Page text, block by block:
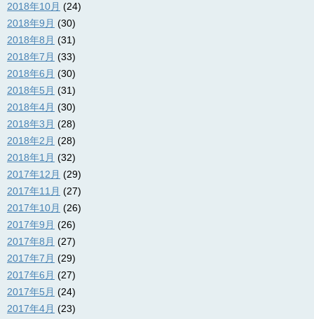
2018年10月 (24)
2018年9月 (30)
2018年8月 (31)
2018年7月 (33)
2018年6月 (30)
2018年5月 (31)
2018年4月 (30)
2018年3月 (28)
2018年2月 (28)
2018年1月 (32)
2017年12月 (29)
2017年11月 (27)
2017年10月 (26)
2017年9月 (26)
2017年8月 (27)
2017年7月 (29)
2017年6月 (27)
2017年5月 (24)
2017年4月 (23)